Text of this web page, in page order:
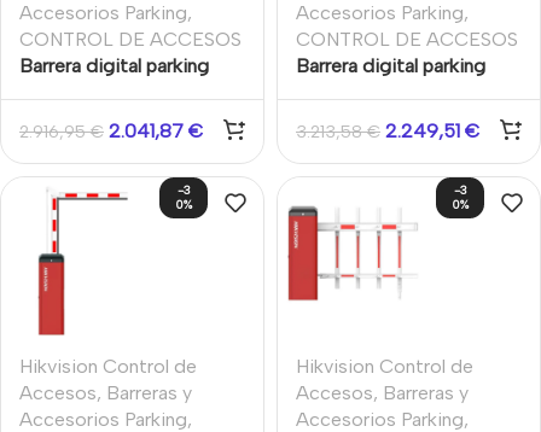
Accesorios Parking,
CONTROL DE ACCESOS
Barrera digital parking
2.916,95€ 2.041,87 €
Accesorios Parking,
CONTROL DE ACCESOS
Barrera digital parking
3.213,58€ 2.249,51 €
-3
0%
Hikvision Control de
Accesos, Barreras y
Accesorios Parking,
-3
0%
Hikvision Control de
Accesos, Barreras y
Accesorios Parking,